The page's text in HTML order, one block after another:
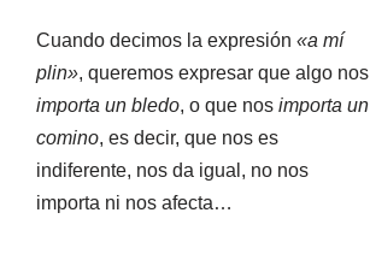
Cuando decimos la expresión «a mí
plin», queremos expresar que algo nos
importa un bledo, o que nos importa un
comino, es decir, que nos es
indiferente, nos da igual, no nos
importa ni nos afecta…